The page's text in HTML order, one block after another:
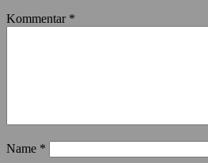
Kommentar *
Name *